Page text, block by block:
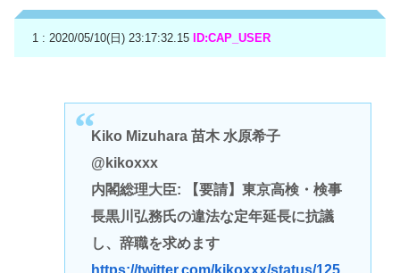
1 : 2020/05/10(日) 23:17:32.15 ID:CAP_USER
Kiko Mizuhara 苗木 水原希子
@kikoxxx
内閣総理大臣: 【要請】東京高検・検事
長黒川弘務氏の違法な定年延長に抗議
し、辞職を求めます